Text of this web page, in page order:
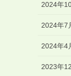
2024年
2024年7
2024年4
2023年